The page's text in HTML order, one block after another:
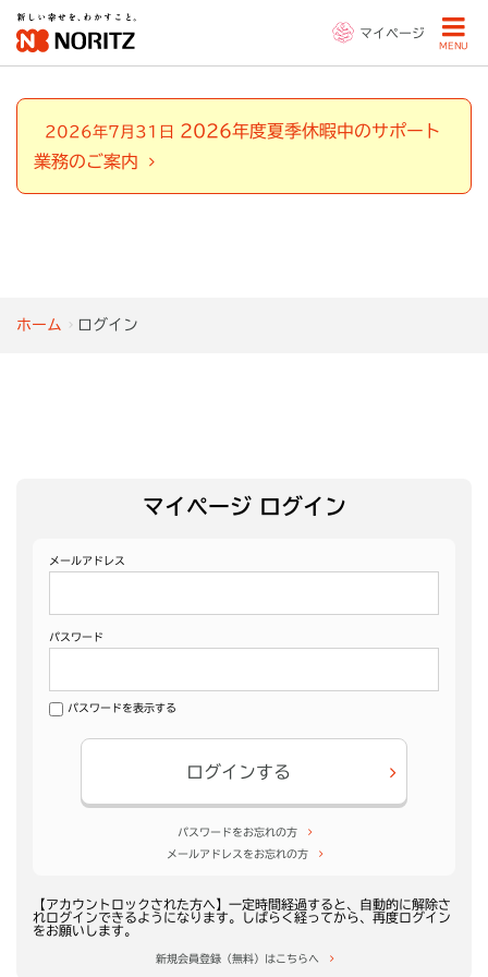
マイページ
MENU
ホーム ログイン
2026年7月31日
2026年度夏季休暇中のサポート
業務のご案内
マイページ ログイン
メールアドレス
パスワード
パスワードを表示する
ログインする
パスワードをお忘れの方
メールアドレスをお忘れの方
【アカウントロックされた方へ】一定時間経過すると、自動的に解除さ
れログインできるようになります。しばらく経ってから、再度ログイン
をお願いします。
新規会員登録（無料）はこちらへ